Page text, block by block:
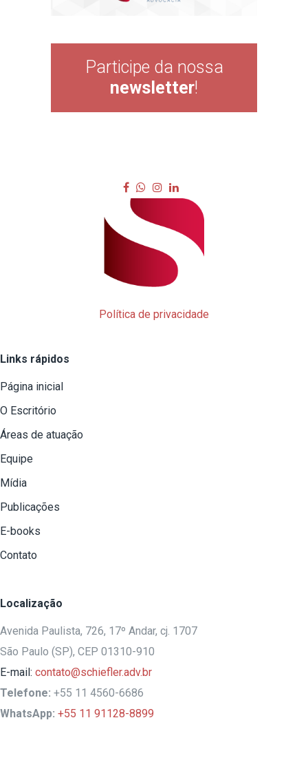
Participe da nossa
newsletter!
Política de privacidade
Links rápidos
Página inicial
O Escritório
Áreas de atuação
Equipe
Mídia
Publicações
E-books
Contato
Localização
Avenida Paulista, 726, 17º Andar, cj. 1707
São Paulo (SP), CEP 01310-910
E-mail: contato@schiefler.adv.br
Telefone: +55 11 4560-6686
WhatsApp: +55 11 91128-8899